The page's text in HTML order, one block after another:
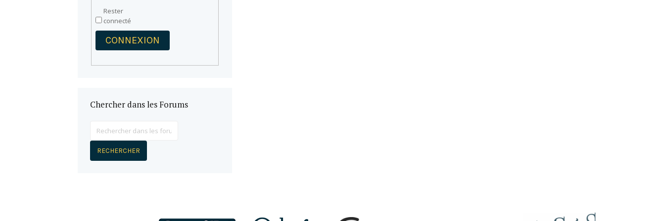
Rester
connecté
CONNEXION
Chercher dans les Forums